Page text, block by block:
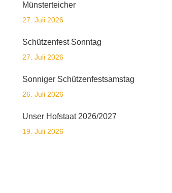
Münsterteicher
27. Juli 2026
Schützenfest Sonntag
27. Juli 2026
Sonniger Schützenfestsamstag
26. Juli 2026
Unser Hofstaat 2026/2027
19. Juli 2026